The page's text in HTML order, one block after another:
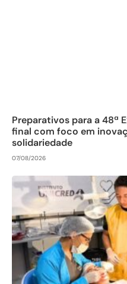
Preparativos para a 48ª
final com foco em
solidariedade
07/08/2026